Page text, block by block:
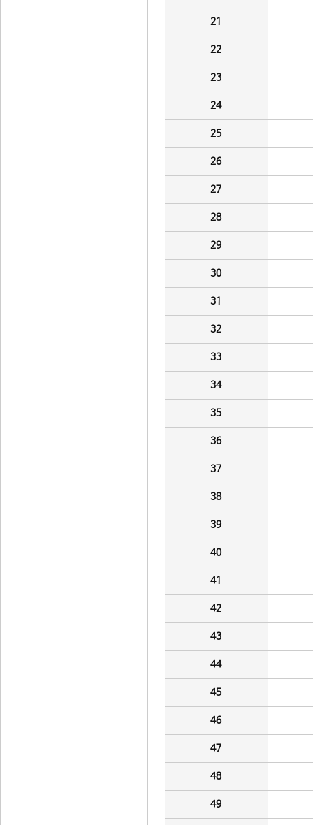
21
22
23
24
25
26
27
28
29
30
31
32
33
34
35
36
37
38
39
40
41
42
43
44
45
46
47
48
49